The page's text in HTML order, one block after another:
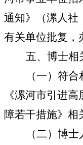
通知》（漯人社
有关单位批复，
五、博士相
（一）符
《漯河市引进
障若干措施》相
（二）博